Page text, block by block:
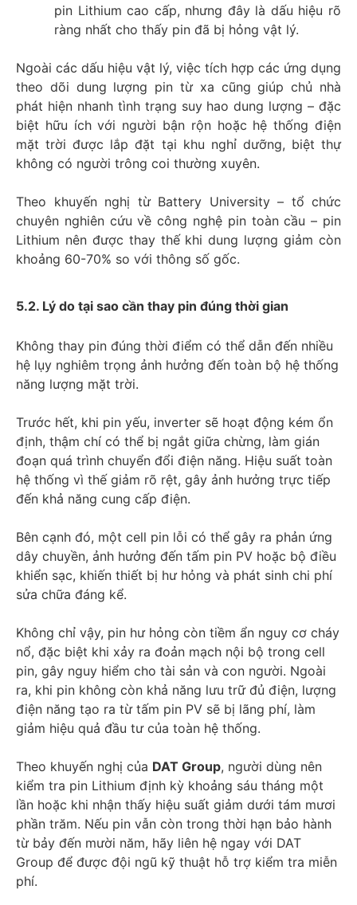
pin Lithium cao cấp, nhưng đây là dấu hiệu rõ
ràng nhất cho thấy pin đã bị hỏng vật lý.
Ngoài các dấu hiệu vật lý, việc tích hợp các ứng dụng
theo dõi dung lượng pin từ xa cũng giúp chủ nhà
phát hiện nhanh tình trạng suy hao dung lượng – đặc
biệt hữu ích với người bận rộn hoặc hệ thống điện
mặt trời được lắp đặt tại khu nghỉ dưỡng, biệt thự
không có người trông coi thường xuyên.
Theo khuyến nghị từ Battery University – tổ chức
chuyên nghiên cứu về công nghệ pin toàn cầu – pin
Lithium nên được thay thế khi dung lượng giảm còn
khoảng 60-70% so với thông số gốc.
5.2. Lý do tại sao cần thay pin đúng thời gian
Không thay pin đúng thời điểm có thể dẫn đến nhiều
hệ lụy nghiêm trọng ảnh hưởng đến toàn bộ hệ thống
năng lượng mặt trời.
Trước hết, khi pin yếu, inverter sẽ hoạt động kém ổn
định, thậm chí có thể bị ngắt giữa chừng, làm gián
đoạn quá trình chuyển đổi điện năng. Hiệu suất toàn
hệ thống vì thế giảm rõ rệt, gây ảnh hưởng trực tiếp
đến khả năng cung cấp điện.
Bên cạnh đó, một cell pin lỗi có thể gây ra phản ứng
dây chuyền, ảnh hưởng đến tấm pin PV hoặc bộ điều
khiển sạc, khiến thiết bị hư hỏng và phát sinh chi phí
sửa chữa đáng kể.
Không chỉ vậy, pin hư hỏng còn tiềm ẩn nguy cơ cháy
nổ, đặc biệt khi xảy ra đoản mạch nội bộ trong cell
pin, gây nguy hiểm cho tài sản và con người. Ngoài
ra, khi pin không còn khả năng lưu trữ đủ điện, lượng
điện năng tạo ra từ tấm pin PV sẽ bị lãng phí, làm
giảm hiệu quả đầu tư của toàn hệ thống.
Theo khuyến nghị của DAT Group, người dùng nên
kiểm tra pin Lithium định kỳ khoảng sáu tháng một
lần hoặc khi nhận thấy hiệu suất giảm dưới tám mươi
phần trăm. Nếu pin vẫn còn trong thời hạn bảo hành
từ bảy đến mười năm, hãy liên hệ ngay với DAT
Group để được đội ngũ kỹ thuật hỗ trợ kiểm tra miễn
phí.